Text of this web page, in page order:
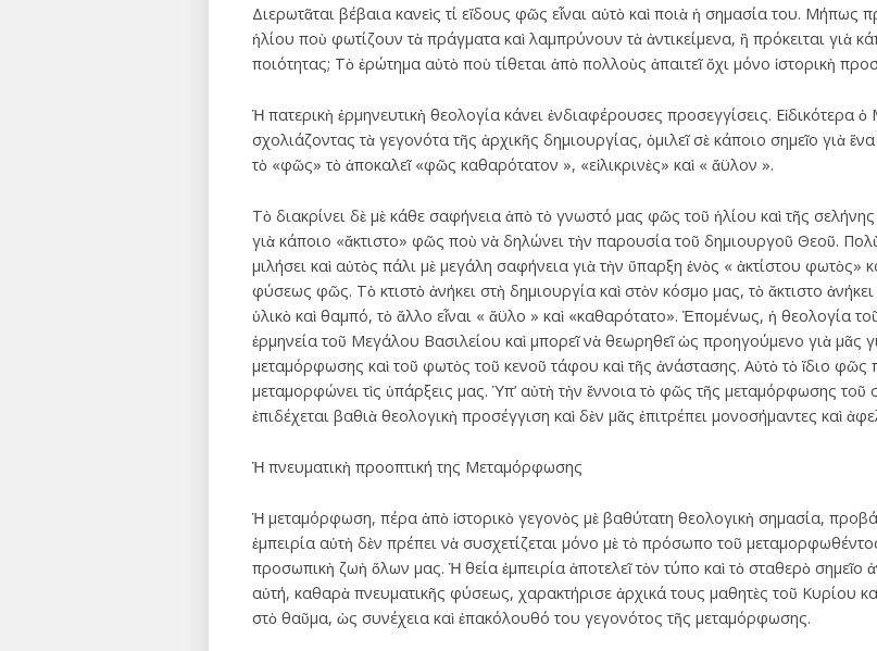
Διερωτᾶται βέβαια κανεὶς τί εἴδους φῶς εἶναι αὐτὸ καὶ ποιὰ ἡ σημασία του. Μήπως
ἡλίου ποὺ φωτίζουν τὰ πράγματα καὶ λαμπρύνουν τὰ ἀντικείμενα, ἢ πρόκειται γιὰ
ποιότητας; Τὸ ἐρώτημα αὐτὸ ποὺ τίθεται ἀπὸ πολλοὺς ἀπαιτεῖ ὄχι μόνο ἱστορικὴ
Ἡ πατερικὴ ἑρμηνευτικὴ θεολογία κάνει ἐνδιαφέρουσες προσεγγίσεις.
σχολιάζοντας τὰ γεγονότα τῆς ἀρχικῆς δημιουργίας, ὁμιλεῖ σὲ κάποιο σημεῖο γιὰ
τὸ «φῶς» τὸ ἀποκαλεῖ «φῶς καθαρότατον », «εἰλικρινὲς» καὶ « ἄϋλον ».
Τὸ διακρίνει δὲ μὲ κάθε σαφήνεια ἀπὸ τὸ γνωστό μας φῶς τοῦ ἡλίου καὶ τῆς σελήνης
γιὰ κάποιο «ἄκτιστο» φῶς ποὺ νὰ δηλώνει τὴν παρουσία τοῦ δημιουργοῦ Θεοῦ.
μιλήσει καὶ αὐτὸς πάλι μὲ μεγάλη σαφήνεια γιὰ τὴν ὕπαρξη ἑνὸς « ἀκτίστου φωτὸς»
φύσεως φῶς. Τὸ κτιστὸ ἀνήκει στὴ δημιουργία καὶ στὸν κόσμο μας, τὸ ἄκτιστο
ὑλικὸ καὶ θαμπό, τὸ ἄλλο εἶναι « ἄϋλο » καὶ «καθαρότατο». Ἑπομένως, ἡ θεολογία
ἑρμηνεία τοῦ Μεγάλου Βασιλείου καὶ μπορεῖ νὰ θεωρηθεῖ ὡς προηγούμενο γιὰ μᾶς
μεταμόρφωσης καὶ τοῦ φωτὸς τοῦ κενοῦ τάφου καὶ τῆς ἀνάστασης. Αὐτὸ τὸ ἴδιο φῶς
μεταμορφώνει τὶς ὑπάρξεις μας. Ὑπ’ αὐτὴ τὴν ἔννοια τὸ φῶς τῆς μεταμόρφωσης
ἐπιδέχεται βαθιὰ θεολογικὴ προσέγγιση καὶ δὲν μᾶς ἐπιτρέπει μονοσήμαντες καὶ
Ἡ πνευματικὴ προοπτική της Μεταμόρφωσης
Ἡ μεταμόρφωση, πέρα ἀπὸ ἱστορικὸ γεγονὸς μὲ βαθύτατη θεολογικὴ σημασία,
ἐμπειρία αὐτὴ δὲν πρέπει νὰ συσχετίζεται μόνο μὲ τὸ πρόσωπο τοῦ
προσωπικὴ ζωὴ ὅλων μας. Ἡ θεία ἐμπειρία ἀποτελεῖ τὸν τύπο καὶ τὸ σταθερὸ
αὐτή, καθαρὰ πνευματικῆς φύσεως, χαρακτήρισε ἀρχικά τους μαθητὲς τοῦ Κυρίου
στὸ θαῦμα, ὡς συνέχεια καὶ ἐπακόλουθό του γεγονότος τῆς μεταμόρφωσης.